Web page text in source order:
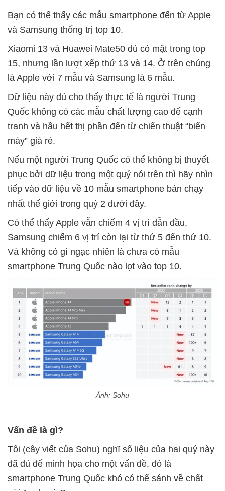
Bạn có thể thấy các mẫu smartphone đến từ Apple
và Samsung thống trị top 10.
Xiaomi 13 và Huawei Mate50 dù có mặt trong top
15, nhưng lần lượt xếp thứ 13 và 14. Ở trên chúng
là Apple với 7 mẫu và Samsung là 6 mẫu.
Dữ liệu này đủ cho thấy thực tế là người Trung
Quốc không có các mẫu chất lượng cao để cạnh
tranh và hầu hết thị phần đến từ chiến thuật “biển
máy” giá rẻ.
Nếu một người Trung Quốc có thể không bị thuyết
phục bởi dữ liệu trong một quý nói trên thì hãy nhìn
tiếp vào dữ liệu về 10 mẫu smartphone bán chạy
nhất thế giới trong quý 2 dưới đây.
Có thể thấy Apple vẫn chiếm 4 vị trí dẫn đầu,
Samsung chiếm 6 vị trí còn lại từ thứ 5 đến thứ 10.
Và không có gì ngạc nhiên là chưa có mẫu
smartphone Trung Quốc nào lọt vào top 10.
Ảnh: Sohu
Vấn đề là gì?
Tôi (cây viết của Sohu) nghĩ số liệu của hai quý này
đã đủ để minh họa cho một vấn đề, đó là
smartphone Trung Quốc khó có thể sánh về chất